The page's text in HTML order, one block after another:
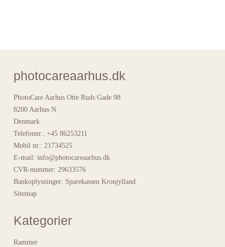
photocareaarhus.dk
PhotoCare Aarhus Otte Ruds Gade 98
8200 Aarhus N
Denmark
Telefonnr.: +45 86253211
Mobil nr.: 21734525
E-mail: info@photocareaarhus.dk
CVR-nummer: 29633576
Bankoplysninger: Sparekassen Kronjylland
Sitemap
Kategorier
Rammer